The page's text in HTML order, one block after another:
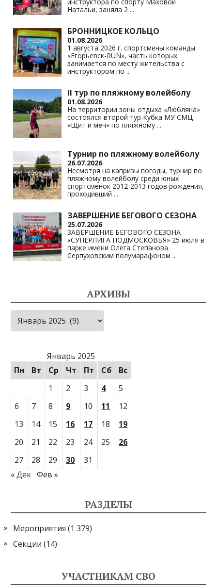
Натальи, заняла 2 ...
БРОННИЦКОЕ КОЛЬЦО
01.08.2026
1 августа 2026 г. спортсмены команды
«Егорьевск-RUN», часть которых
занимается по месту жительства с
инструктором по ...
II тур по пляжному волейболу
01.08.2026
На территории зоны отдыха «Любляна»
состоялся второй тур Кубка МУ СМЦ
«Щит и меч» по пляжному ...
Турнир по пляжному волейболу
26.07.2026
Несмотря на капризы погоды, турнир по
пляжному волейболу среди юных
спортсменок 2012-2013 годов рождения,
проходивший ...
ЗАВЕРШЕНИЕ БЕГОВОГО СЕЗОНА
25.07.2026
ЗАВЕРШЕНИЕ БЕГОВОГО СЕЗОНА
«СУПЕРЛИГА ПОДМОСКОВЬЯ» 25 июля в
парке имени Олега Степанова
Серпуховским полумарафоном ...
АРХИВЫ
Архивы
Январь 2025
Пн
Вт Ср Чт Пт Сб
Вс
1
2 3 4
5
6
7 8 9 10 11
12
13
14 15 16 17 18
19
20
21 22 23 24 25
26
27
28 29 30
31
« Дек Фев »
РАЗДЕЛЫ
Мероприятия (1 379)
Секции (14)
УЧАСТНИКАМ СВО